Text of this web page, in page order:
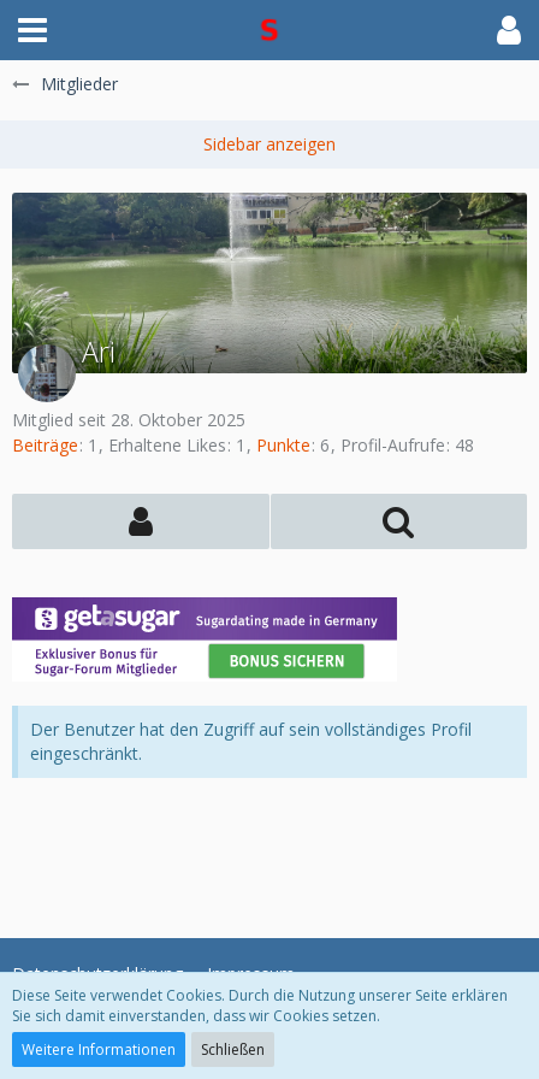
Mitglieder
Ari
Mitglied seit 28. Oktober 2025
Beiträge 1 Erhaltene Likes 1 Punkte 6 Profil-Aufrufe 48
Der Benutzer hat den Zugriff auf sein vollständiges Profil
eingeschränkt.
Datenschutzerklärung Impressum
Community-Software:
Diese Seite verwendet Cookies. Durch die Nutzung unserer Seite erklären
Sie sich damit einverstanden, dass wir Cookies setzen.
Weitere Informationen
Schließen